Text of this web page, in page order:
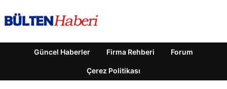
Güncel Haberler Firma Rehberi Forum
Çerez Politikası